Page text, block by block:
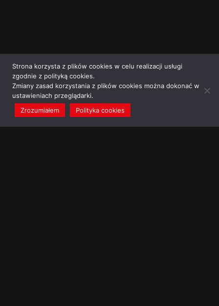
Strona korzysta z plików cookies w celu realizacji usługi
zgodnie z polityką cookies.
Zmiany zasad korzystania z plików cookies można dokonać w
ustawieniach przeglądarki.
Zrozumiałem
Polityka cookies